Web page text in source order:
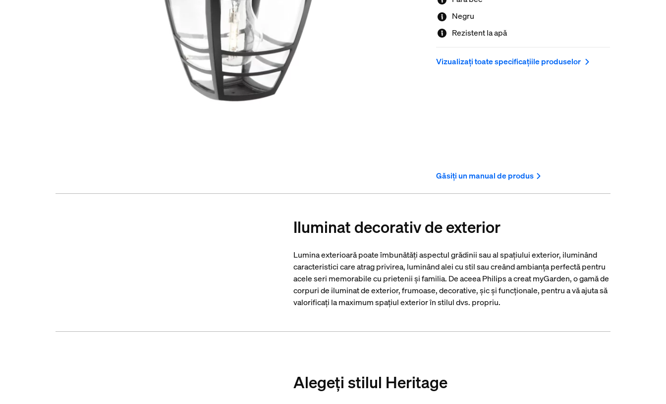
Negru
Rezistent la apă
Vizualizați toate specificațiile produselor
Găsiți un manual de produs
Iluminat decorativ de exterior
Lumina exterioară poate îmbunătăți aspectul grădinii sau al spațiului exterior, iluminând
caracteristici care atrag privirea, luminând alei cu stil sau creând ambianța perfectă pentru
acele seri memorabile cu prietenii și familia. De aceea Philips a creat myGarden, o gamă de
corpuri de iluminat de exterior, frumoase, decorative, șic și funcționale, pentru a vă ajuta să
valorificați la maximum spațiul exterior în stilul dvs. propriu.
Alegeți stilul Heritage